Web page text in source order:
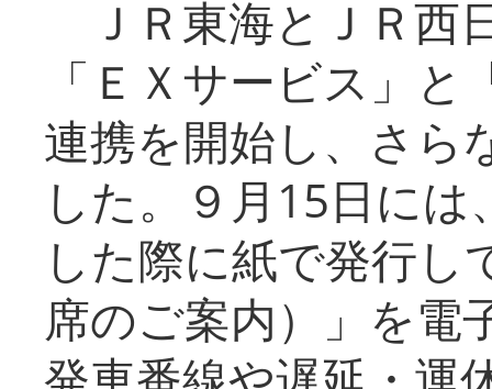
ＪＲ東海とＪＲ西
「ＥＸサービス」
連携を開始し、さら
した。９月15日に
した際に紙で発行し
席のご案内）」を電